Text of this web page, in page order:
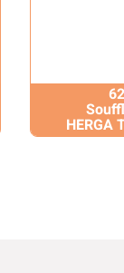
HERGA